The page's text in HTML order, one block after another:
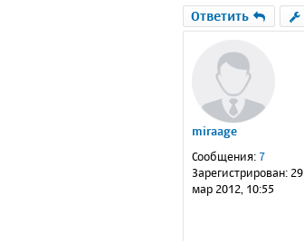
Ответить
miraage
Сообщения: 7
Зарегистрирован: 29
мар 2012, 10:55